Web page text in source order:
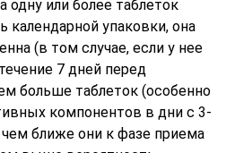
одну или более таблеток
календарной упаковки, она
(в том случае, если у нее
7 дней перед
больше таблеток (особенно
компонентов в дни с 3-
ближе они к фазе приема